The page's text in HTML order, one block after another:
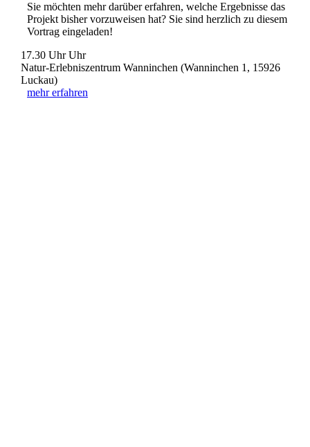
Sie möchten mehr darüber erfahren, welche Ergebnisse das
Projekt bisher vorzuweisen hat? Sie sind herzlich zu diesem
Vortrag eingeladen!
17.30 Uhr Uhr
Natur-Erlebniszentrum Wanninchen (Wanninchen 1, 15926
Luckau)
mehr erfahren